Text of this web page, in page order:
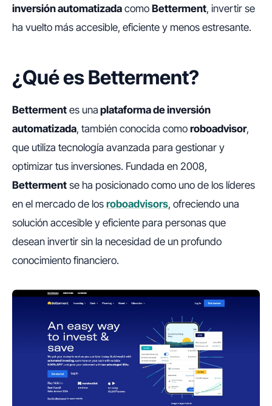
inversión automatizada como Betterment, invertir se
ha vuelto más accesible, eficiente y menos estresante.
¿Qué es Betterment?
Betterment es una plataforma de inversión
automatizada, también conocida como roboadvisor,
que utiliza tecnología avanzada para gestionar y
optimizar tus inversiones. Fundada en 2008,
Betterment se ha posicionado como uno de los líderes
en el mercado de los roboadvisors, ofreciendo una
solución accesible y eficiente para personas que
desean invertir sin la necesidad de un profundo
conocimiento financiero.